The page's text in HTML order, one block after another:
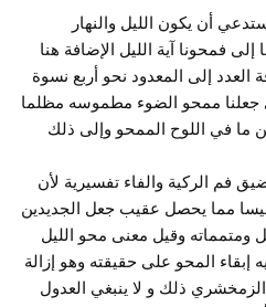
أن يكون الليل والنهار
فمحونا آية الليل الإضافة هنا
العدد إلى المعدود نحو أربع نسوة
جعلنا ممحو الضوء مطموسه مظلما
ما في اللوح الممحو وإلى ذلك
فم الركية والفاء تفسيرية لأن
مما يحصل عقيب جعل الجديدين
ومتمماته وقيل معنى محو الليل
إبقاء المحو على حقيقته وهو إزالة
ذلك و لا ينبغي العدول